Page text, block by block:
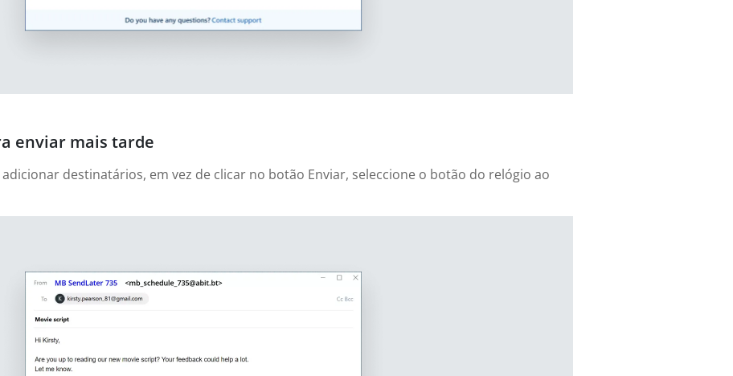
enviar mais tarde
destinatários, em vez de clicar no botão Enviar, seleccione o botão do relógio ao